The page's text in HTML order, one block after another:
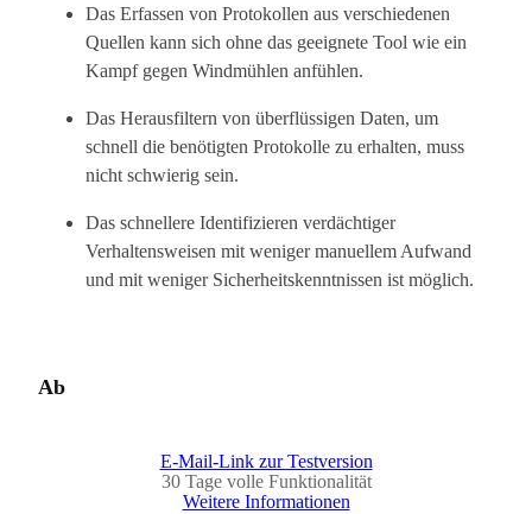
Das Erfassen von Protokollen aus verschiedenen
Quellen kann sich ohne das geeignete Tool wie ein
Kampf gegen Windmühlen anfühlen.
Das Herausfiltern von überflüssigen Daten, um
schnell die benötigten Protokolle zu erhalten, muss
nicht schwierig sein.
Das schnellere Identifizieren verdächtiger
Verhaltensweisen mit weniger manuellem Aufwand
und mit weniger Sicherheitskenntnissen ist möglich.
Ab
E-Mail-Link zur Testversion
30 Tage volle Funktionalität
Weitere Informationen